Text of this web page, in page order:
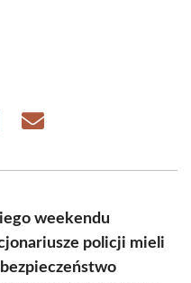
Share
weekendu
policji mieli